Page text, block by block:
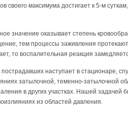
максимума достигает к 5-м
значение оказывает степень
тем процессы заживления
то воспалительная реакция
наступает в стационаре,
затылочной, теменно-затылочной
в других участках. Нашей задачей
из областей давления.